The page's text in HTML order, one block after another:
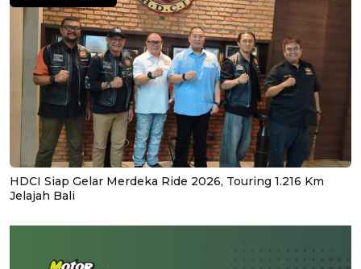
HDCI Siap Gelar Merdeka Ride 2026, Touring 1.216 Km
Jelajah Bali